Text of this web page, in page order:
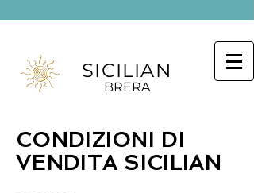
SICILIAN
BRERA
CONDIZIONI DI
VENDITA SICILIAN